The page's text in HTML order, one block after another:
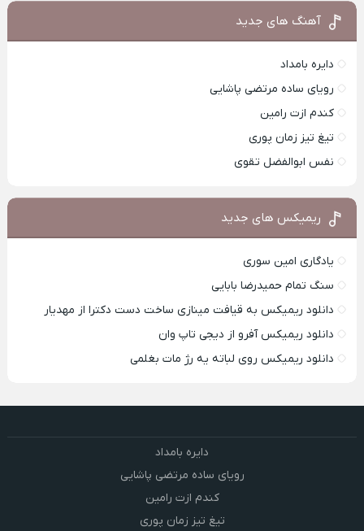
آهنگ های جدید
دایره بامداد
رویای ساده مرتضی پاشایی
کندم ازت رامین
تیغ تیز زمان پوری
نفس ابوالفضل تقوی
ریمیکس های جدید
یادگاری امین سوری
سنگ تمام حمیدرضا بابایی
دانلود ریمیکس به قیافت مینازی ساخت دست دکترا از مهدیار
دانلود ریمیکس آفرو از ديجی تاپ وان
دانلود ریمیکس روی لباته یه رژ مات بغلمی
دایره بامداد
رویای ساده مرتضی پاشایی
کندم ازت رامین
تیغ تیز زمان پوری